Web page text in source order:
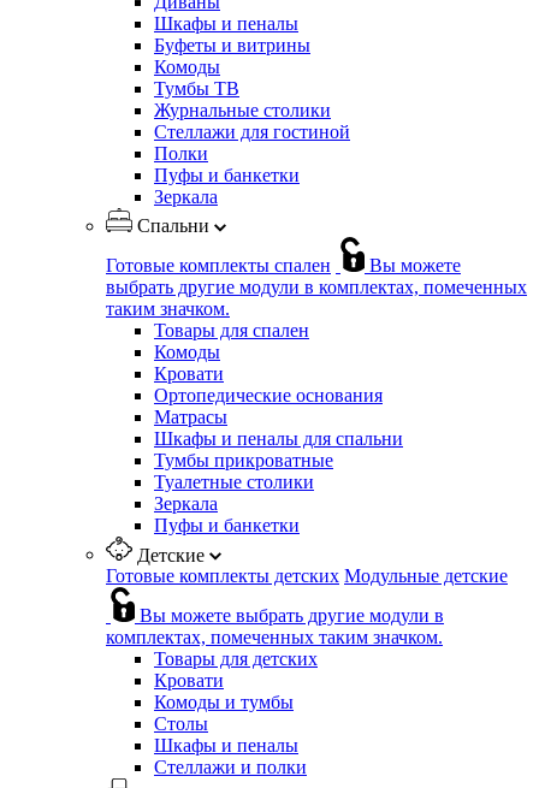
Шкафы и пеналы
Буфеты и витрины
Комоды
Тумбы ТВ
Журнальные столики
Стеллажи для гостиной
Полки
Пуфы и банкетки
Зеркала
Спальни
Готовые комплекты спален
Вы можете
выбрать другие модули в комплектах, помеченных
таким значком.
Товары для спален
Комоды
Кровати
Ортопедические основания
Матрасы
Шкафы и пеналы для спальни
Тумбы прикроватные
Туалетные столики
Зеркала
Пуфы и банкетки
Детские
Готовые комплекты детских Модульные детские
Вы можете выбрать другие модули в
комплектах, помеченных таким значком.
Товары для детских
Кровати
Комоды и тумбы
Столы
Шкафы и пеналы
Стеллажи и полки